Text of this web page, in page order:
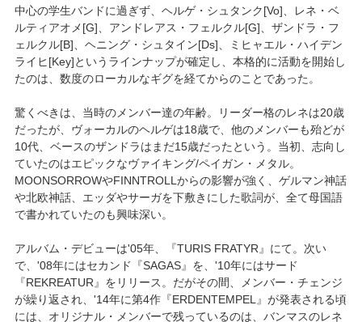
中心の学生バンドに過ぎず、ヘルゲ・シュタンク[Vo]、レネ・ベ
ルティアオメ[G]、アンドレアス・フェルクル[G]、ザンドラ・フ
ェルクル[B]、ヘニング・シュタイン[Ds]、ミヒャエル・ハイデン
ライヒ[Key]というラインナップが確定し、本格的に活動を開始し
たのは、数度のローカルなギグを経てからのことであった。
驚くべきは、当時のメンバー達の年齢。リーダー格のレネは20歳
だったが、ヴォーカルのヘルゲは18歳で、他のメンバーも殆どが
10代、ベースのザンドラはまだ15歳だったという。当初、志向し
ていたのはエピックなヴァイキング/ペイガン・メタル。
MOONSORROWやFINNTROLLからの影響が強く、ゲルマン神話
や北欧神話、エッダやサーガを下敷きにした歌詞が、全て母国語
で書かれていたのも興味深い。
アルバム・デビューは'05年、『TURIS FRATYR』にて。次い
で、'08年にはセカンド『SAGAS』を、'10年にはサード
『REKREATUR』をリリース。だがその間、メンバー・チェンジ
が繰り返され、'14年に第4作『ERDENTEMPEL』が発表される頃
には、オリジナル・メンバーで残っているのは、バンマスのレネ